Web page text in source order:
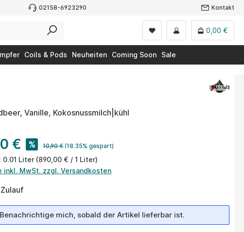
02158-6923290 Kontakt
0,00 €
Coils & Pods Neuheiten Coming Soon
Sale
Vanille, Kokosnussmilch|kühl
€ % 10,90 € (18.35% gespart)
0.01 Liter (890,00 € / 1 Liter)
inkl. MwSt. zzgl. Versandkosten
Benachrichtige mich, sobald der Artikel lieferbar ist.